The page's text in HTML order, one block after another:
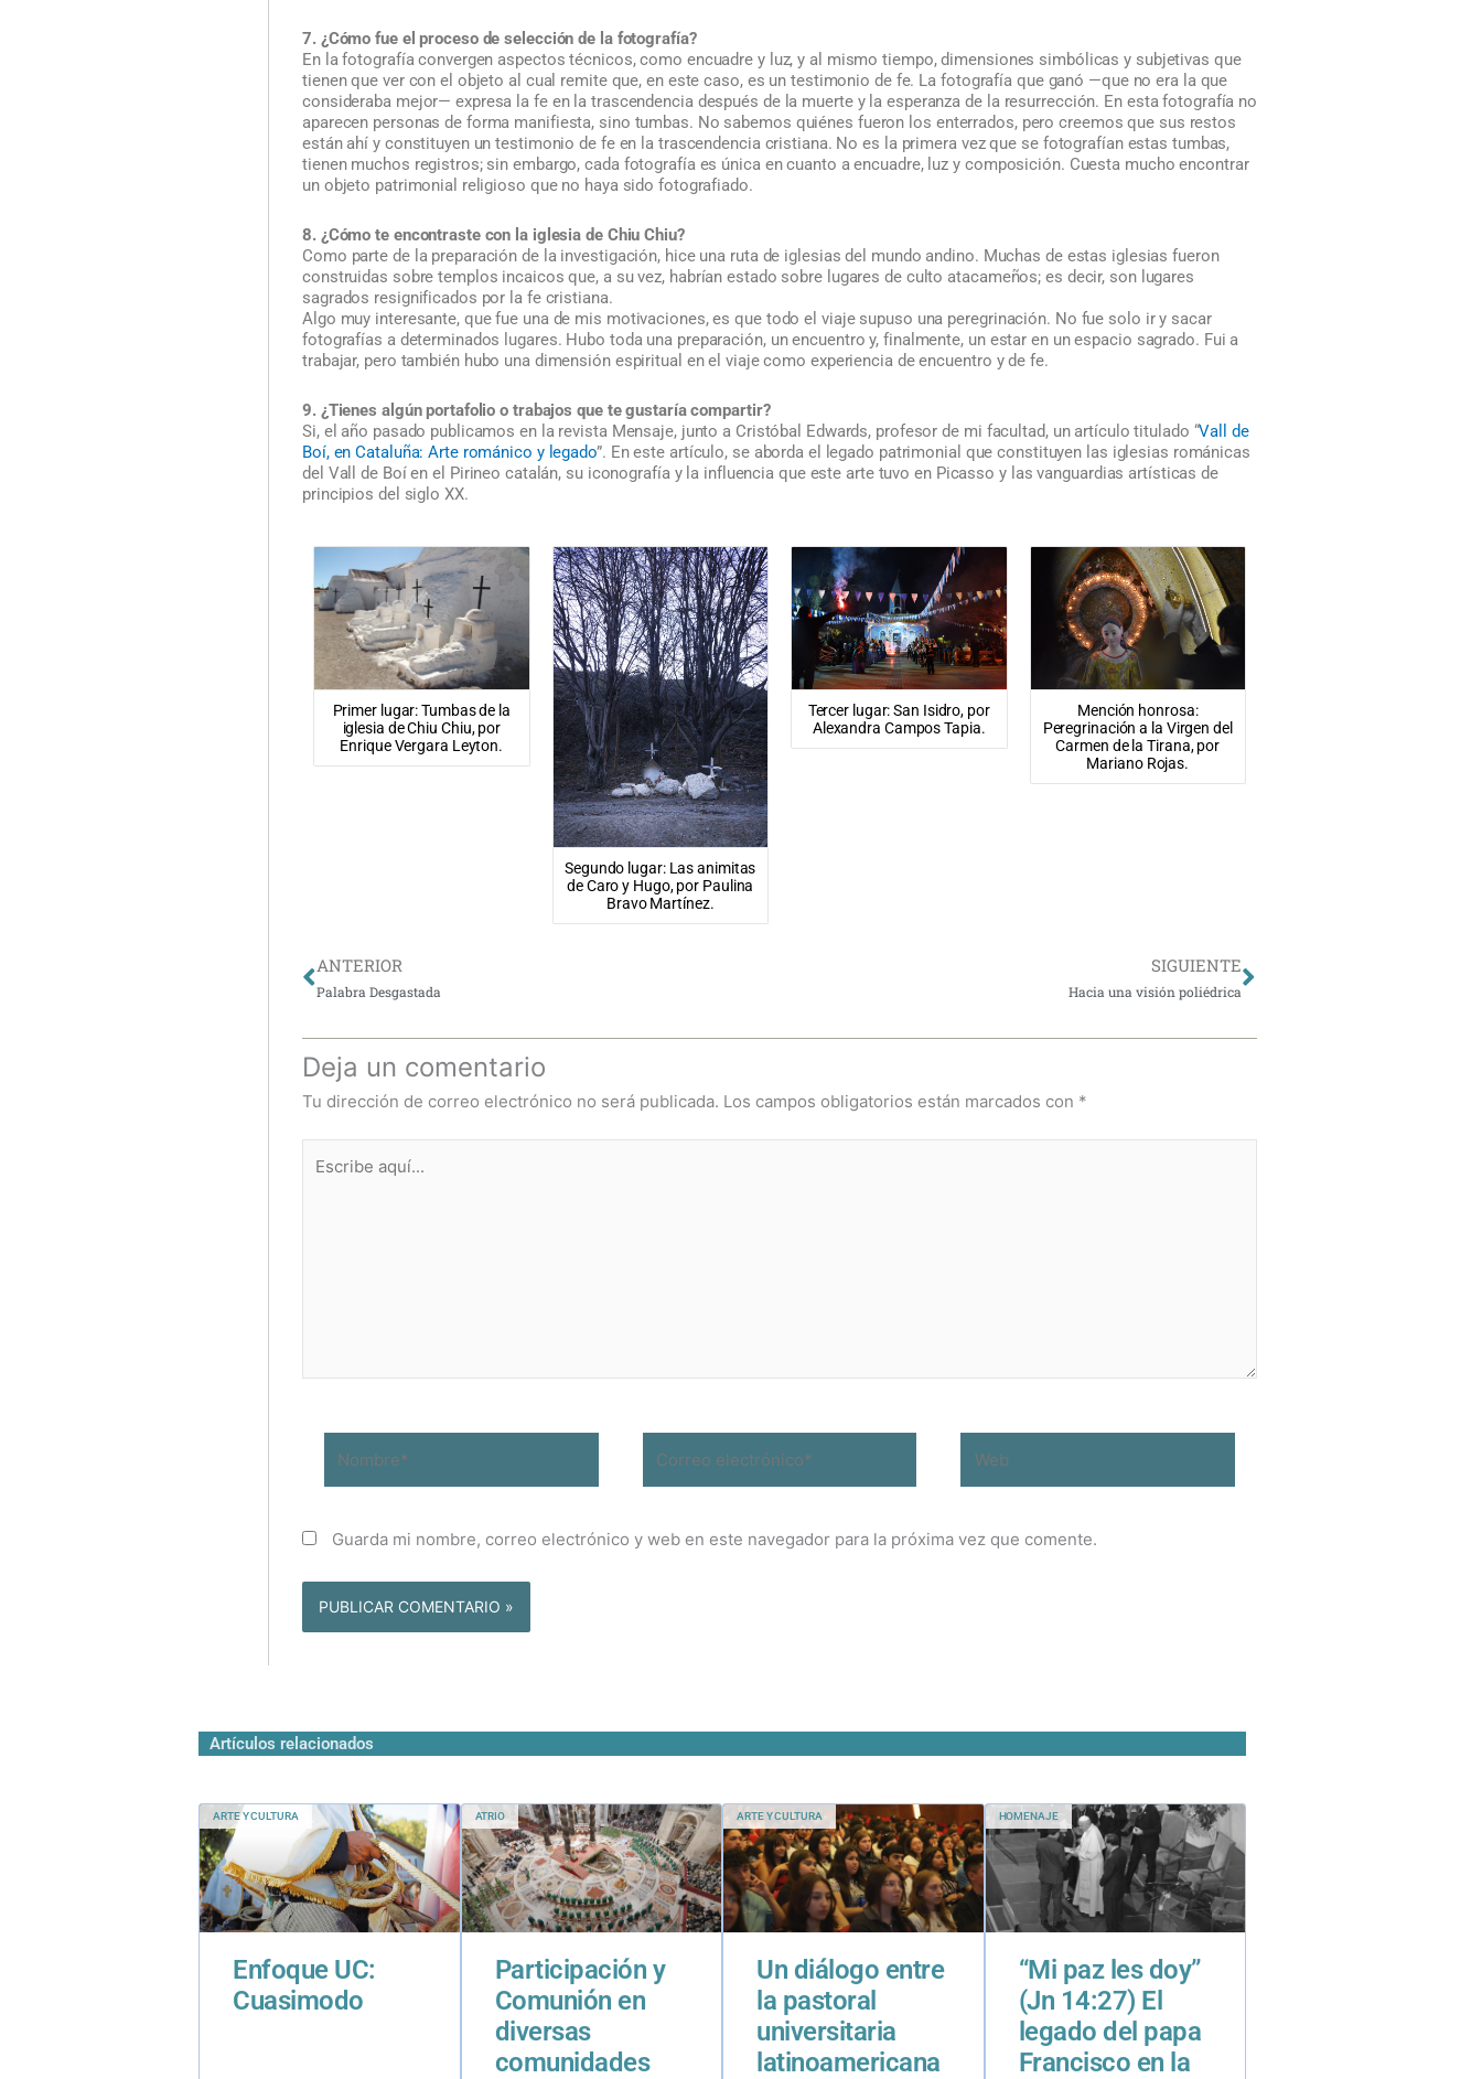
7. ¿Cómo fue el proceso de selección de la fotografía?
En la fotografía convergen aspectos técnicos, como encuadre y luz, y al mismo tiempo, dimensiones simbólicas y subjetivas que
tienen que ver con el objeto al cual remite que, en este caso, es un testimonio de fe. La fotografía que ganó —que no era la que
consideraba mejor— expresa la fe en la trascendencia después de la muerte y la esperanza de la resurrección. En esta fotografía no
aparecen personas de forma manifiesta, sino tumbas. No sabemos quiénes fueron los enterrados, pero creemos que sus restos
están ahí y constituyen un testimonio de fe en la trascendencia cristiana. No es la primera vez que se fotografían estas tumbas,
tienen muchos registros; sin embargo, cada fotografía es única en cuanto a encuadre, luz y composición. Cuesta mucho encontrar
un objeto patrimonial religioso que no haya sido fotografiado.
8. ¿Cómo te encontraste con la iglesia de Chiu Chiu?
Como parte de la preparación de la investigación, hice una ruta de iglesias del mundo andino. Muchas de estas iglesias fueron
construidas sobre templos incaicos que, a su vez, habrían estado sobre lugares de culto atacameños; es decir, son lugares
sagrados resignificados por la fe cristiana.
Algo muy interesante, que fue una de mis motivaciones, es que todo el viaje supuso una peregrinación. No fue solo ir y sacar
fotografías a determinados lugares. Hubo toda una preparación, un encuentro y, finalmente, un estar en un espacio sagrado. Fui a
trabajar, pero también hubo una dimensión espiritual en el viaje como experiencia de encuentro y de fe.
9. ¿Tienes algún portafolio o trabajos que te gustaría compartir?
Si, el año pasado publicamos en la revista Mensaje, junto a Cristóbal Edwards, profesor de mi facultad, un artículo titulado “Vall de
Boí, en Cataluña: Arte románico y legado”. En este artículo, se aborda el legado patrimonial que constituyen las iglesias románicas
del Vall de Boí en el Pirineo catalán, su iconografía y la influencia que este arte tuvo en Picasso y las vanguardias artísticas de
principios del siglo XX.
Primer lugar: Tumbas de la
iglesia de Chiu Chiu, por
Enrique Vergara Leyton.
Segundo lugar: Las animitas
de Caro y Hugo, por Paulina
Bravo Martínez.
Tercer lugar: San Isidro, por
Alexandra Campos Tapia.
Mención honrosa:
Peregrinación a la Virgen del
Carmen de la Tirana, por
Mariano Rojas.
Ant
ANTERIOR
Palabra Desgastada
SIGUIENTE
Hacia una visión poliédrica
Siguiente
Deja un comentario
Tu dirección de correo electrónico no será publicada. Los campos obligatorios están marcados con *
aquí...
electrónico*
Guarda mi nombre, correo electrónico y web en este navegador para la próxima vez que comente.
Artículos relacionados
Cuasimodo
Comunión en
diversas
comunidades
la pastoral
universitaria
latinoamericana
y la carta de
(Jn 14:27) El
legado del papa
Francisco en la
educación